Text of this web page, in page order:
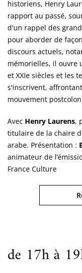
historiens, Henry
rapport au passé,
d'un rappel des
pour aborder de
discours actuels,
mémorielles, il ouvre
et XXIe siècles et les
s'inscrivent,
mouvement
Avec Henry Laurens,
titulaire de la chaire
arabe. Présentation :
animateur de
France Culture
de 17h à